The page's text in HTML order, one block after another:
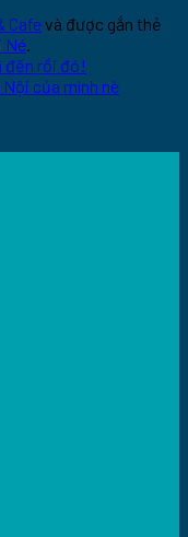
Cafevà được gắn thẻ
Né.
đến rồi đó!
của mình nè